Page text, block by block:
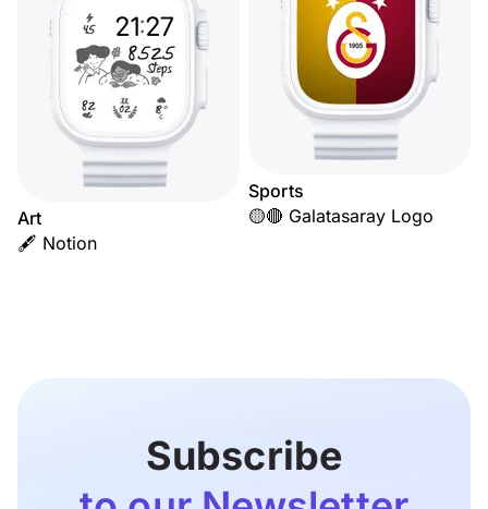
Art
🖋️ Notion
Sports
🟡🔴 Galatasaray Logo
Subscribe